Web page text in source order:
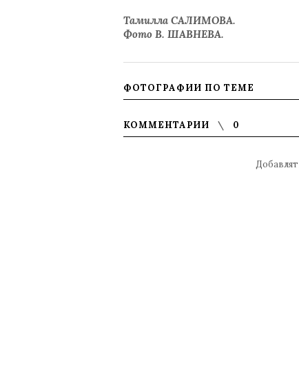
Тамилла САЛИМОВА.
Фото В. ШАВНЕВА.
ФОТОГРАФИИ ПО ТЕМЕ
КОММЕНТАРИИ 0